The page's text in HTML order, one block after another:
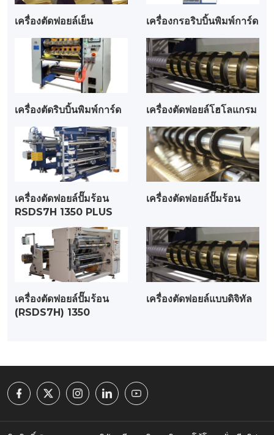
เครื่องตัดฟอยล์เย็น เครื่องกรอริบบิ้นพิมพ์การ์ด
เครื่องตัดริบบิ้นพิมพ์การ์ด เครื่องตัดฟอยล์โฮโลแกรม
เครื่องตัดฟอยล์ปั๊มร้อน
RSDS7H 1350 PLUS
เครื่องตัดฟอยล์ปั๊มร้อน
เครื่องตัดฟอยล์ปั๊มร้อน
(RSDS7H) 1350
เครื่องตัดฟอยล์แบบดิจิทัล